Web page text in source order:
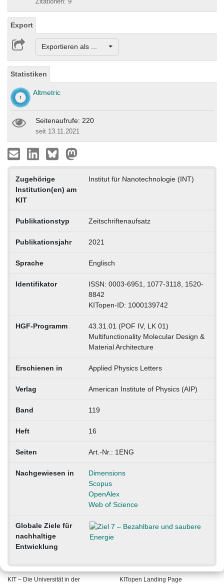
Export
Exportieren als ...
Statistiken
Altmetric
Seitenaufrufe: 220
seit 13.11.2021
Zugehörige
Institution(en) am
KIT
Institut für Nanotechnologie (INT)
Publikationstyp Zeitschriftenaufsatz
Publikationsjahr 2021
Sprache Englisch
Identifikator
ISSN: 0003-6951, 1077-3118, 1520-
8842
KITopen-ID: 1000139742
HGF-Programm
43.31.01 (POF IV, LK 01)
Multifunctionality Molecular Design &
Material Architecture
Erschienen in Applied Physics Letters
Verlag American Institute of Physics (AIP)
Band 119
Heft 16
Seiten Art.-Nr.: 1ENG
Nachgewiesen in
Dimensions
Scopus
OpenAlex
Web of Science
Globale Ziele für
nachhaltige
Entwicklung
KIT – Die Universität in der
KITopen Landing Page